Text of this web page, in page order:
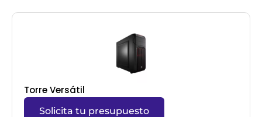
Torre Versátil
Solicita tu presupuesto